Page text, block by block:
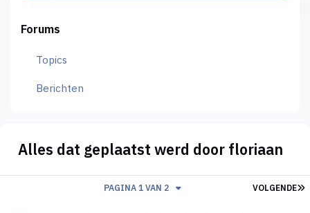
Forums
Topics
Berichten
Alles dat geplaatst werd door floriaan
VOLGENDE
PAGINA 1 VAN 2